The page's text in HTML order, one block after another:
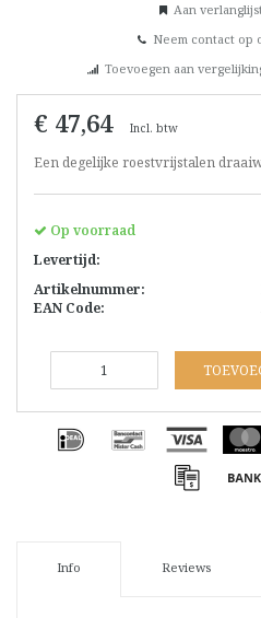
Aan
Neem contact op
Toevoegen aan
€ 47,64 Incl. btw
Een degelijke roestvrijstalen
Op voorraad
Levertijd:
Artikelnummer:
EAN Code:
Info Reviews